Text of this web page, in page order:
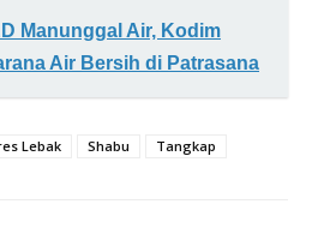
Manunggal Air, Kodim
Air Bersih di Patrasana
Lebak Shabu Tangkap